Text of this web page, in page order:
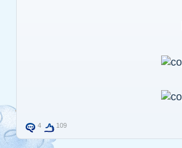
4 109